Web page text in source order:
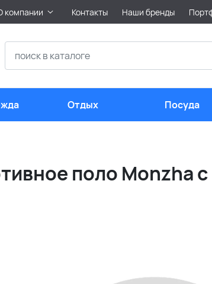
компании Контакты Наши бренды
Отдых Посуда
поло Monzha